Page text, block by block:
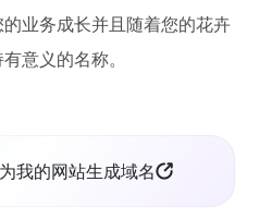
业务成长并且随着您的花卉
意义的名称。
为我的网站生成域名